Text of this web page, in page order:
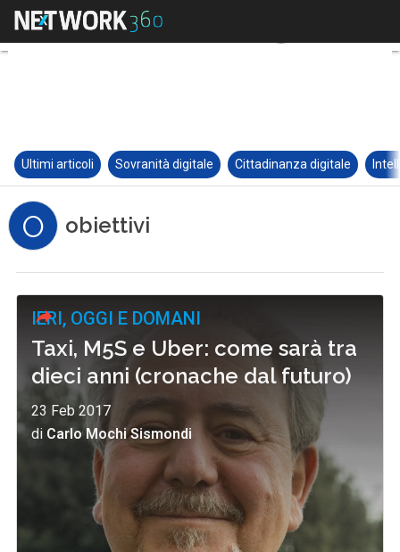
Ultimi articoli Sovranità digitale Cittadinanza digitale
O obiettivi
IERI, OGGI E DOMANI
Taxi, M5S e Uber: come sarà tra
dieci anni (cronache dal futuro)
23 Feb 2017
di Carlo Mochi Sismondi